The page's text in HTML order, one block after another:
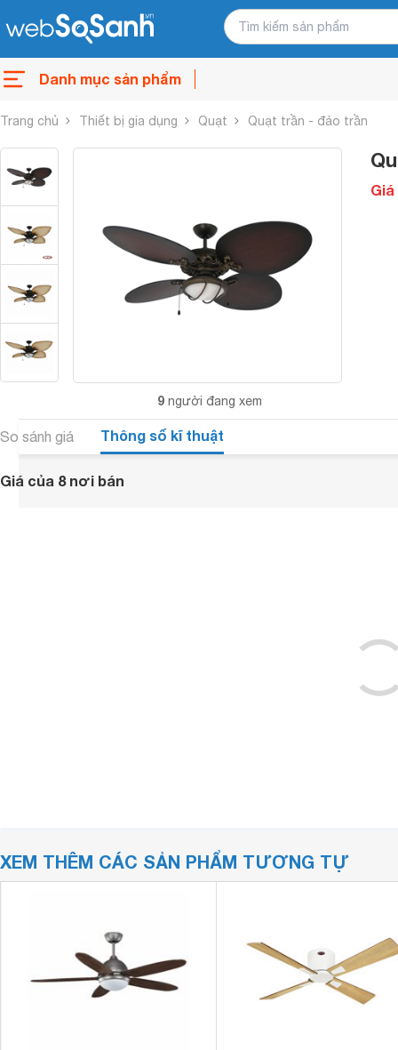
Danh mục sản phẩm
Trang chủ Thiết bị gia dụng Quạt Quạt trần - đảo trần
9 người đang xem
Giá
So sánh giá Thông số kĩ thuật
Giá của 8 nơi bán
XEM THÊM CÁC SẢN PHẨM TƯƠNG TỰ